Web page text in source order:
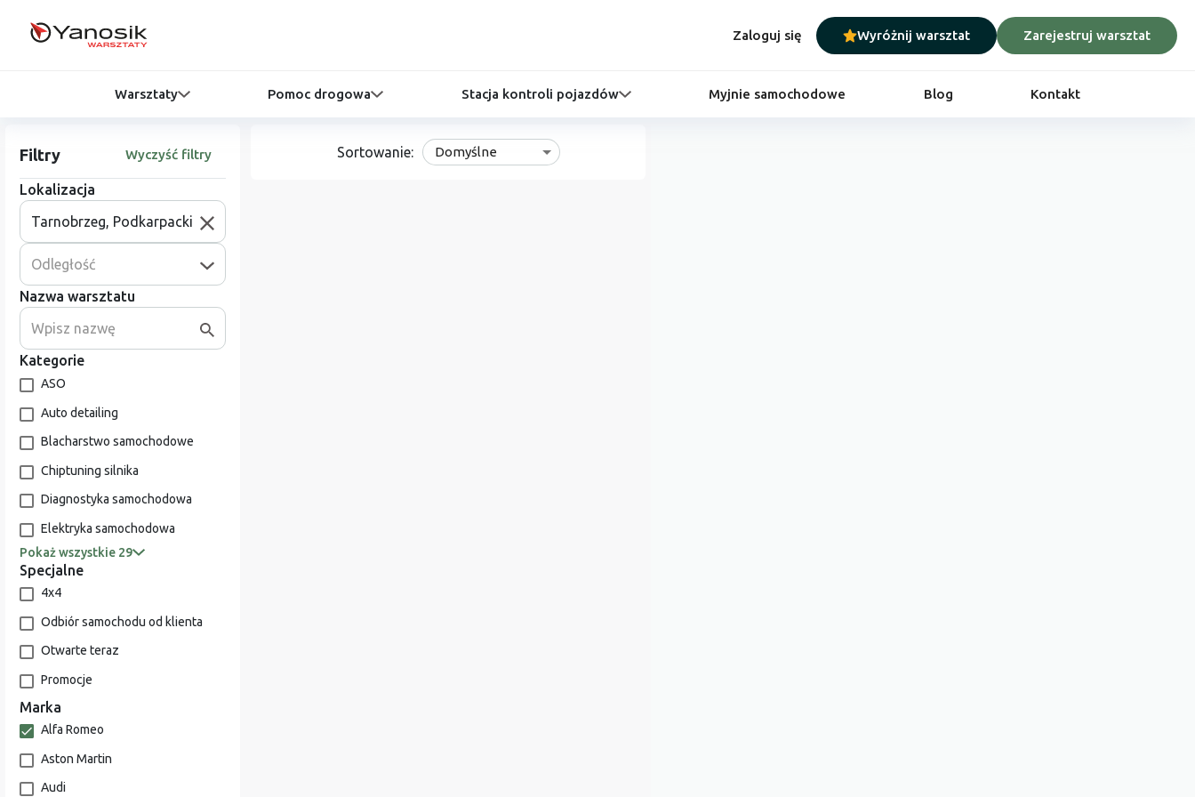
Zaloguj się Wyróżnij warsztat Zarejestruj warsztat
Warsztaty Pomoc drogowa Stacja kontroli pojazdów Myjnie samochodowe Blog Kontakt
Filtry Wyczyść filtry
Lokalizacja
Odległość
Nazwa warsztatu
Kategorie
ASO
Auto detailing
Blacharstwo samochodowe
Chiptuning silnika
Diagnostyka samochodowa
Elektryka samochodowa
Pokaż wszystkie 29
Specjalne
4x4
Odbiór samochodu od klienta
Otwarte teraz
Promocje
Marka
Alfa Romeo
Aston Martin
Audi
Sortowanie: Domyślne